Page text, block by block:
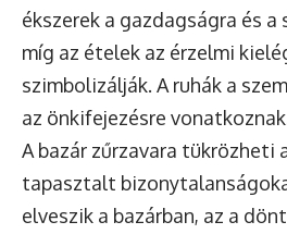
ékszerek a gazdagságra és
míg az ételek az érzelmi
szimbolizálják. A ruhák a
az önkifejezésre
A bazár zűrzavara tükrözheti
tapasztalt
elveszik a bazárban, az a